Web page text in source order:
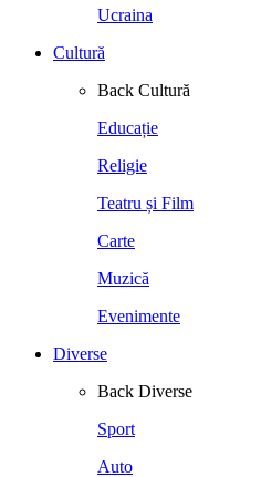
Ucraina
Cultură
Back Cultură
Educație
Religie
Teatru și Film
Carte
Muzică
Evenimente
Diverse
Back Diverse
Sport
Auto